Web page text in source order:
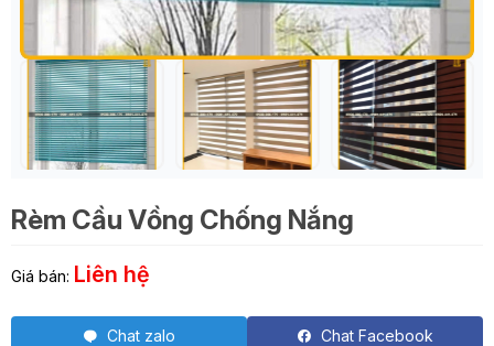
Rèm Cầu Vồng Chống Nắng
Giá bán: Liên hệ
Chat zalo
Chat Facebook